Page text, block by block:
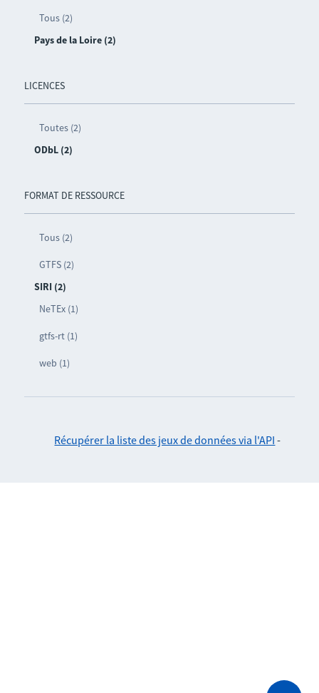
Tous (2)
Pays de la Loire (2)
LICENCES
Toutes (2)
ODbL (2)
FORMAT DE RESSOURCE
Tous (2)
GTFS (2)
SIRI (2)
NeTEx (1)
gtfs-rt (1)
web (1)
Récupérer la liste des jeux de données via l'API -